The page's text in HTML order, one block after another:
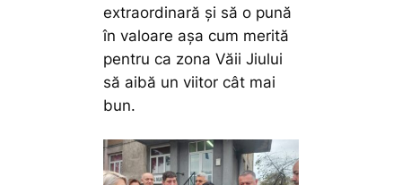
extraordinară și să o pună
în valoare așa cum merită
pentru ca zona Văii Jiului
să aibă un viitor cât mai
bun.